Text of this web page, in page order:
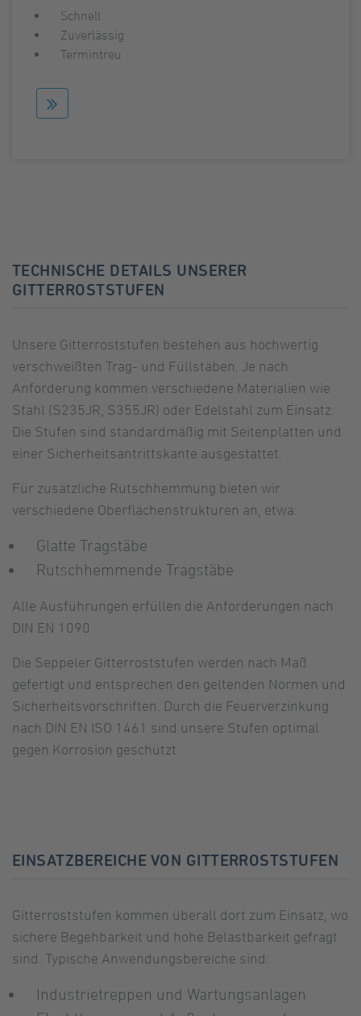
Schnell
Zuverlässig
Termintreu
TECHNISCHE DETAILS UNSERER
GITTERROSTSTUFEN
Unsere Gitterroststufen bestehen aus hochwertig
verschweißten Trag- und Füllstäben. Je nach
Anforderung kommen verschiedene Materialien wie
Stahl (S235JR, S355JR) oder Edelstahl zum Einsatz.
Die Stufen sind standardmäßig mit Seitenplatten und
einer Sicherheitsantrittskante ausgestattet.
Für zusätzliche Rutschhemmung bieten wir
verschiedene Oberflächenstrukturen an, etwa:
Glatte Tragstäbe
Rutschhemmende Tragstäbe
Alle Ausführungen erfüllen die Anforderungen nach
DIN EN 1090
Die Seppeler Gitterroststufen werden nach Maß
gefertigt und entsprechen den geltenden Normen und
Sicherheitsvorschriften. Durch die Feuerverzinkung
nach DIN EN ISO 1461 sind unsere Stufen optimal
gegen Korrosion geschützt.
EINSATZBEREICHE VON GITTERROSTSTUFEN
Gitterroststufen kommen überall dort zum Einsatz, wo
sichere Begehbarkeit und hohe Belastbarkeit gefragt
sind. Typische Anwendungsbereiche sind:
Industrietreppen und Wartungsanlagen